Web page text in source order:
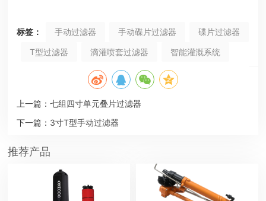
标签： 手动过滤器 手动碟片过滤器
碟片过滤器
T型过滤器
滴灌喷套过滤器 智能灌溉系统
上一篇： 七组四寸单元叠片过滤器
下一篇： 3寸T型手动过滤器
推荐产品